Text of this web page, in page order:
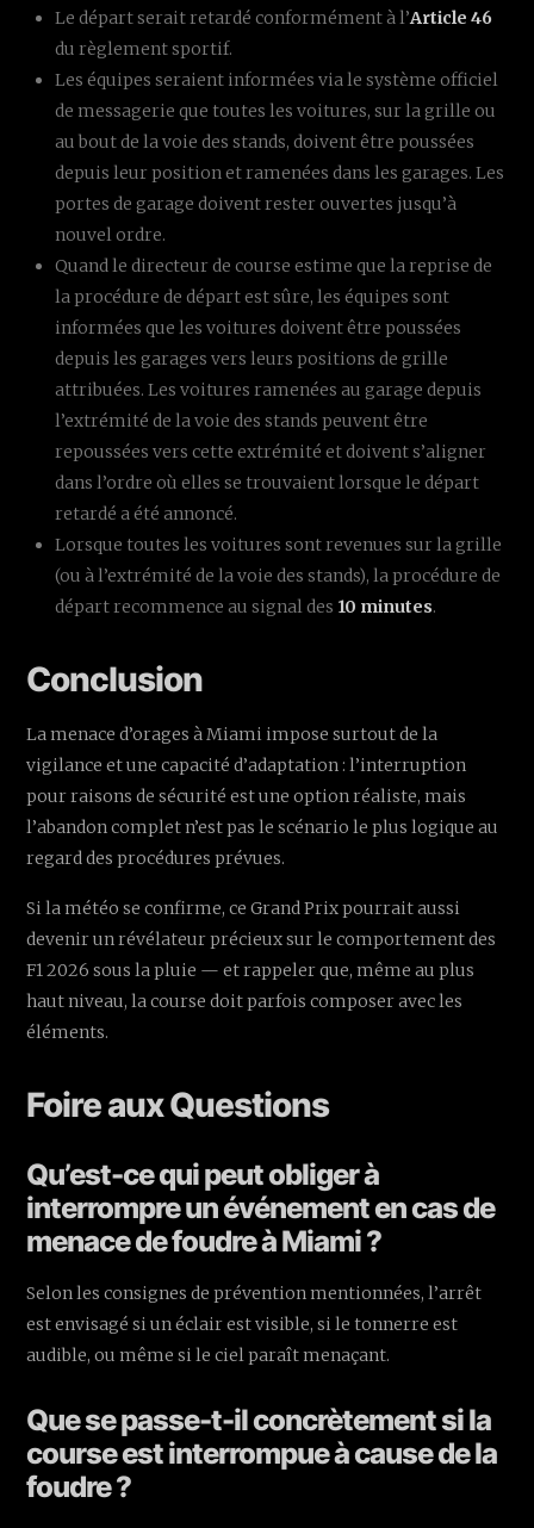
Le départ serait retardé conformément à l’Article 46
du règlement sportif.
Les équipes seraient informées via le système officiel
de messagerie que toutes les voitures, sur la grille ou
au bout de la voie des stands, doivent être poussées
depuis leur position et ramenées dans les garages. Les
portes de garage doivent rester ouvertes jusqu’à
nouvel ordre.
Quand le directeur de course estime que la reprise de
la procédure de départ est sûre, les équipes sont
informées que les voitures doivent être poussées
depuis les garages vers leurs positions de grille
attribuées. Les voitures ramenées au garage depuis
l’extrémité de la voie des stands peuvent être
repoussées vers cette extrémité et doivent s’aligner
dans l’ordre où elles se trouvaient lorsque le départ
retardé a été annoncé.
Lorsque toutes les voitures sont revenues sur la grille
(ou à l’extrémité de la voie des stands), la procédure de
départ recommence au signal des 10 minutes.
Conclusion
La menace d’orages à Miami impose surtout de la
vigilance et une capacité d’adaptation : l’interruption
pour raisons de sécurité est une option réaliste, mais
l’abandon complet n’est pas le scénario le plus logique au
regard des procédures prévues.
Si la météo se confirme, ce Grand Prix pourrait aussi
devenir un révélateur précieux sur le comportement des
F1 2026 sous la pluie — et rappeler que, même au plus
haut niveau, la course doit parfois composer avec les
éléments.
Foire aux Questions
Qu’est-ce qui peut obliger à
interrompre un événement en cas de
menace de foudre à Miami ?
Selon les consignes de prévention mentionnées, l’arrêt
est envisagé si un éclair est visible, si le tonnerre est
audible, ou même si le ciel paraît menaçant.
Que se passe-t-il concrètement si la
course est interrompue à cause de la
foudre ?